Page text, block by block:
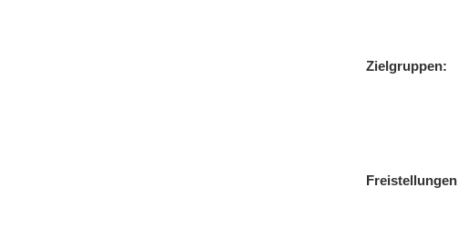
Zielgruppen
Freistellungen